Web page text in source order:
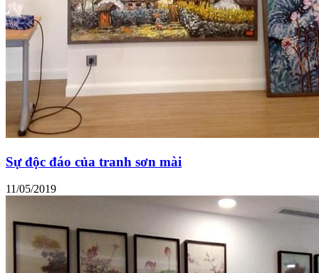
Sự độc đáo của tranh sơn mài
11/05/2019